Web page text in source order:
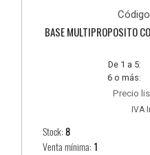
BASE MULTIPROPOSITO
De 1 a 5:
6 o más:
Precio
IVA
Stock:8
Venta mínima: 1